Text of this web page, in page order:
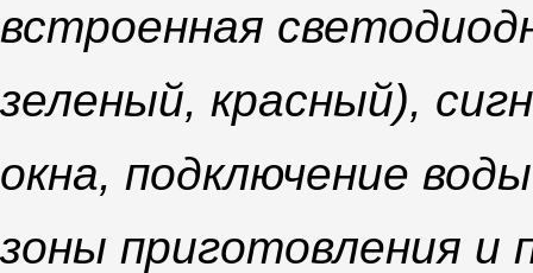
встроенная
зеленый, красный),
окна, подключение
зоны приготовления и